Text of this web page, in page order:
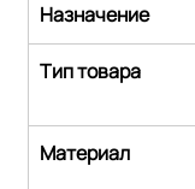
Назначение
Тип товара
Материал